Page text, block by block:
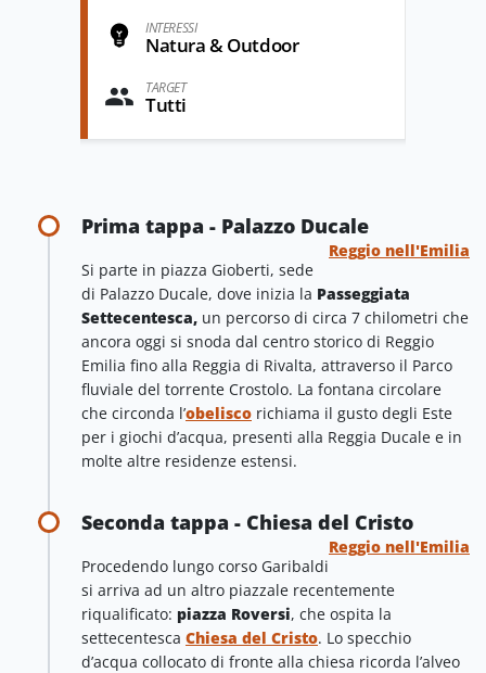
INTERESSI
Natura & Outdoor
TARGET
Tutti
Prima tappa - Palazzo Ducale
Reggio nell'Emilia
Si parte in piazza Gioberti, sede
di Palazzo Ducale, dove inizia la Passeggiata
Settecentesca, un percorso di circa 7 chilometri che
ancora oggi si snoda dal centro storico di Reggio
Emilia fino alla Reggia di Rivalta, attraverso il Parco
fluviale del torrente Crostolo. La fontana circolare
che circonda l’obelisco richiama il gusto degli Este
per i giochi d’acqua, presenti alla Reggia Ducale e in
molte altre residenze estensi.
Seconda tappa - Chiesa del Cristo
Reggio nell'Emilia
Procedendo lungo corso Garibaldi
si arriva ad un altro piazzale recentemente
riqualificato: piazza Roversi, che ospita la
settecentesca Chiesa del Cristo. Lo specchio
d’acqua collocato di fronte alla chiesa ricorda l’alveo